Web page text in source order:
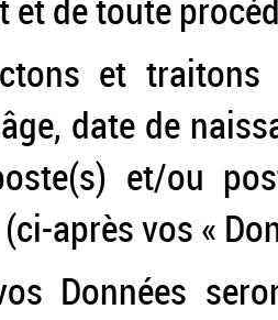
et de toute
et
date de
et/ou
après vos «
Données